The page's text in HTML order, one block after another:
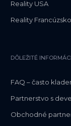
Reality USA
Reality Francúzsko
DÔLEŽITÉ
FAQ – často
Partnerstvo s
Obchodné